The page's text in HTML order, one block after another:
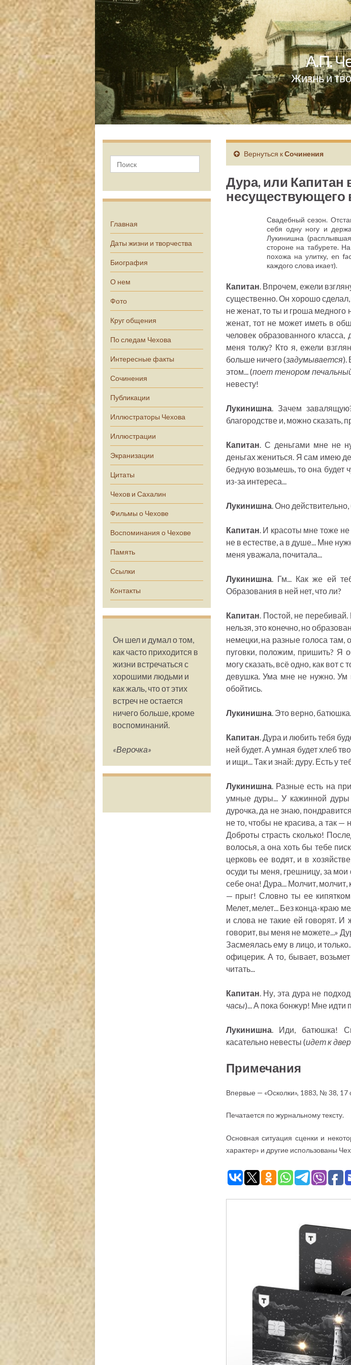
А.П.
Жизнь и
Главная
Даты жизни и творчества
Биография
О нем
Фото
Круг общения
По следам Чехова
Интересные факты
Сочинения
Публикации
Иллюстраторы Чехова
Иллюстрации
Экранизации
Цитаты
Чехов и Сахалин
Фильмы о Чехове
Воспоминания о Чехове
Память
Ссылки
Контакты
Он шел и думал о том,
как часто приходится в
жизни встречаться с
хорошими людьми и
как жаль, что от этих
встреч не остается
ничего больше, кроме
воспоминаний.
«Верочка»
Вернуться кСочинения
Дура, или Капитан
несуществующего
Свадебный сезон.
себя одну ногу и
Лукинишна
стороне на табурете.
похожа на улитку, en
каждого слова икает).
Капитан. Впрочем, ежели
существенно. Он хорошо
не женат, то ты и гроша медного
женат, тот не может иметь в
человек образованного
меня толку? Кто я, ежели
больше ничего (задумывается).
этом... (поет тенором
невесту!
Лукинишна. Зачем
благородстве и, можно сказать,
Капитан. С деньгами мне не
деньгах жениться. Я сам имею
бедную возьмешь, то она будет
из-за интереса...
Лукинишна. Оно
Капитан. И красоты мне тоже
не в естестве, а в душе... Мне
меня уважала, почитала...
Лукинишна. Гм... Как же ей
Образования в ней нет, что ли?
Капитан. Постой, не
нельзя, это конечно, но
немецки, на разные голоса там,
пуговки, положим, пришить? Я
могу сказать, всё одно, как вот
девушка. Ума мне не нужно. Ум
обойтись.
Лукинишна. Это верно,
Капитан. Дура и любить тебя
ней будет. А умная будет хлеб
и ищи... Так и знай: дуру. Есть у
Лукинишна. Разные есть на
умные дуры... У кажинной
дурочка, да не знаю,
не то, чтобы не красива, а так —
Доброты страсть сколько!
волосья, а она хоть бы тебе
церковь ее водят, и в
осуди ты меня, грешницу, за
себе она! Дура... Молчит, молчит,
— прыг! Словно ты ее кипятком
Мелет, мелет... Без конца-краю
и слова не такие ей говорят. И
говорит, вы меня не можете...»
Засмеялась ему в лицо, и
офицерик. А то, бывает,
читать...
Капитан. Ну, эта дура не
часы)... А пока бонжур! Мне идти
Лукинишна. Иди, батюшка!
касательно невесты (идет к
Примечания
Впервые — «Осколки», 1883, № 38, 17
Печатается по журнальному тексту.
Основная ситуация сценки и
характер» и другие использованы